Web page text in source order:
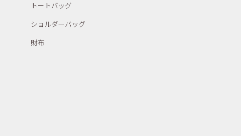
トートバッグ
ショルダーバッグ
財布